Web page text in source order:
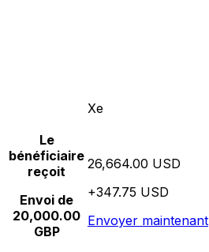
Xe
Le
bénéficiaire
reçoit
Envoi de
20,000.00
GBP
26,664.00 USD
+347.75 USD
Envoyer maintenant